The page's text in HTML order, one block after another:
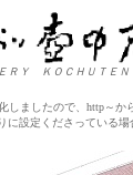
ＲＹ ＫＯＣＨＵＴＥＮ
しましたので、http～か
に設定くださっている